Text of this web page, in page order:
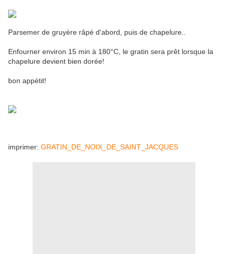
Parsemer de gruyère râpé d'abord, puis de chapelure..
Enfourner environ 15 min à 180°C, le gratin sera prêt lorsque la
chapelure devient bien dorée!
bon appétit!
imprimer: GRATIN_DE_NOIX_DE_SAINT_JACQUES